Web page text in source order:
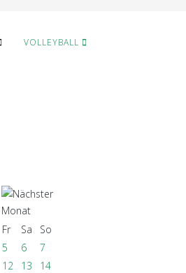
VOLLEYBALL
Fr Sa
So
5 6
7
12 13
14